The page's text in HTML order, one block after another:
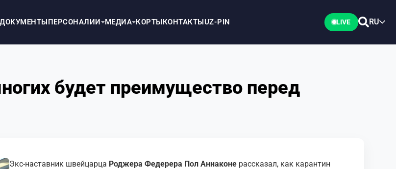
ДОКУМЕНТЫПЕРСОНАЛИИ МЕДИА КОРТЫКОНТАКТЫUZ-PIN LIVE RU
будет преимущество перед
Экс-наставник швейцарца Роджера Федерера Пол Аннаконе рассказал, как карантин